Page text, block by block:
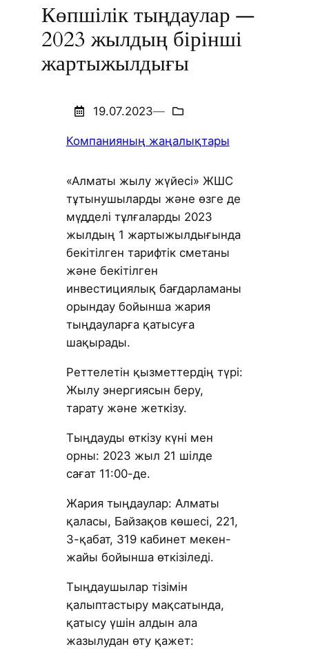
Көпшілік тыңдаулар —
2023 жылдың бірінші
жартыжылдығы
19.07.2023—
Компанияның жаңалықтары
«Алматы жылу жүйесі» ЖШС
тұтынушыларды және өзге де
мүдделі тұлғаларды 2023
жылдың 1 жартыжылдығында
бекітілген тарифтік сметаны
және бекітілген
инвестициялық бағдарламаны
орындау бойынша жария
тыңдауларға қатысуға
шақырады.
Реттелетін қызметтердің түрі:
Жылу энергиясын беру,
тарату және жеткізу.
Тыңдауды өткізу күні мен
орны: 2023 жыл 21 шілде
сағат 11:00-де.
Жария тыңдаулар: Алматы
қаласы, Байзақов көшесі, 221,
3-қабат, 319 кабинет мекен-
жайы бойынша өткізіледі.
Тыңдаушылар тізімін
қалыптастыру мақсатында,
қатысу үшін алдын ала
жазылудан өту қажет: